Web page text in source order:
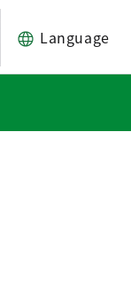
Language